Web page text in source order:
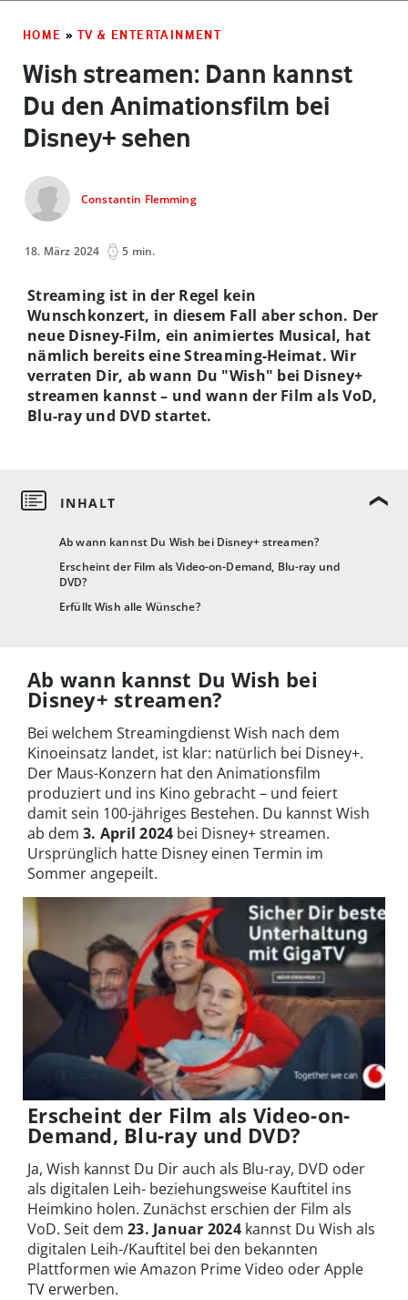
HOME » TV & ENTERTAINMENT
Wish streamen: Dann kannst
Du den Animationsfilm bei
Disney+ sehen
Constantin Flemming
18. März 2024 5 min.
Ab wann kannst Du Wish bei Disney+ streamen?
Erscheint der Film als Video-on-Demand, Blu-ray und
DVD?
Erfüllt Wish alle Wünsche?
Streaming ist in der Regel kein
Wunschkonzert, in diesem Fall aber schon. Der
neue Disney-Film, ein animiertes Musical, hat
nämlich bereits eine Streaming-Heimat. Wir
verraten Dir, ab wann Du "Wish" bei Disney+
streamen kannst– und wann der Film als VoD,
Blu-ray und DVD startet.
Ab wann kannst Du Wish bei
Disney+ streamen?
Bei welchem Streamingdienst Wish nach dem
Kinoeinsatz landet, ist klar: natürlich bei Disney+.
Der Maus-Konzern hat den Animationsfilm
produziert und ins Kino gebracht – und feiert
damit sein 100-jähriges Bestehen. Du kannst Wish
ab dem 3. April 2024 bei Disney+ streamen.
Ursprünglich hatte Disney einen Termin im
Sommer angepeilt.
Erscheint der Film als Video-on-
Demand, Blu-ray und DVD?
Ja, Wish kannst Du Dir auch als Blu-ray, DVD oder
als digitalen Leih- beziehungsweise Kauftitel ins
Heimkino holen. Zunächst erschien der Film als
VoD. Seit dem 23. Januar 2024kannst Du Wish als
digitalen Leih-/Kauftitel bei den bekannten
Plattformen wie Amazon Prime Video oder Apple
TV erwerben.